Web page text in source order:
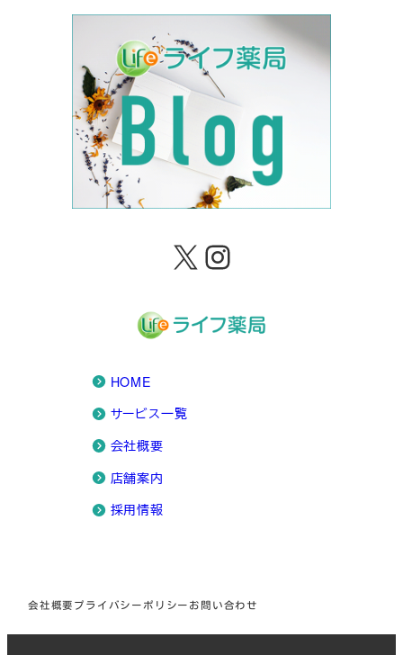
X Instagram
HOME
サービス一覧
会社概要
店舗案内
採用情報
会社概要 プライバシーポリシー お問い合わせ